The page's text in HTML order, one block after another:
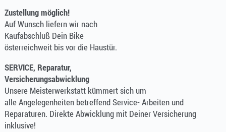
Zustellung möglich!
Auf Wunsch liefern wir nach
Kaufabschluß Dein Bike
österreichweit bis vor die Haustür.
SERVICE, Reparatur,
Versicherungsabwicklung
Unsere Meisterwerkstatt kümmert sich um
alle Angelegenheiten betreffend Service- Arbeiten und
Reparaturen. Direkte Abwicklung mit Deiner Versicherung
inklusive!